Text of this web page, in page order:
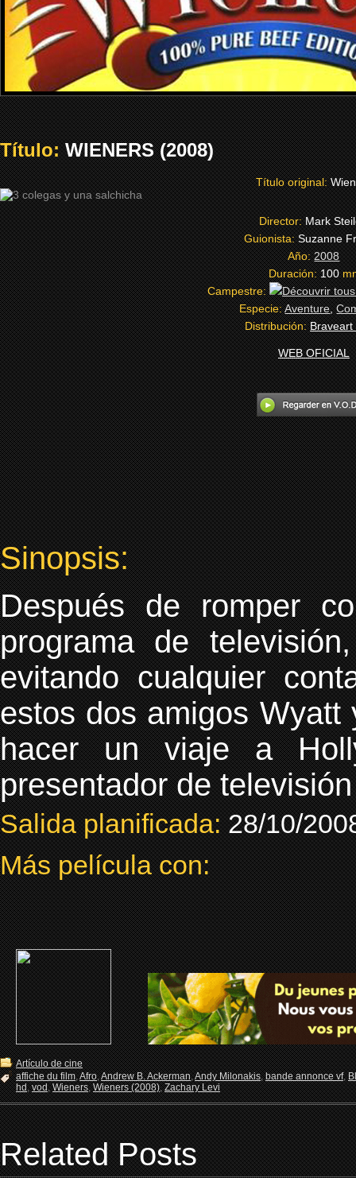
Título:WIENERS (2008)
Título original:
Director:Mark
Guionista:Suzanne
Año:2008
Duración:100
Campestre:
Especie:Aventure,
Distribución:Braveart
WEB OFICIAL
Sinopsis:
Después de romper
programa de
evitando cualquier
estos dos amigos
hacer un viaje a
presentador de
Salida planificada:28/10/
Más película con:
Artículo de cine
affiche du film,Afro,Andrew B. Ackerman,Andy Milonakis,bande annonce vf,
hd,vod,Wieners,Wieners (2008),Zachary Levi
Related Posts